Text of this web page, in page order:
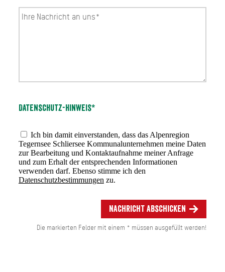
Datenschutz-Hinweis*
Ich bin damit einverstanden, dass das Alpenregion
Tegernsee Schliersee Kommunalunternehmen meine Daten
zur Bearbeitung und Kontaktaufnahme meiner Anfrage
und zum Erhalt der entsprechenden Informationen
verwenden darf. Ebenso stimme ich den
Datenschutzbestimmungen zu.
Nachricht abschicken
Die markierten Felder mit einem * müssen ausgefüllt werden!